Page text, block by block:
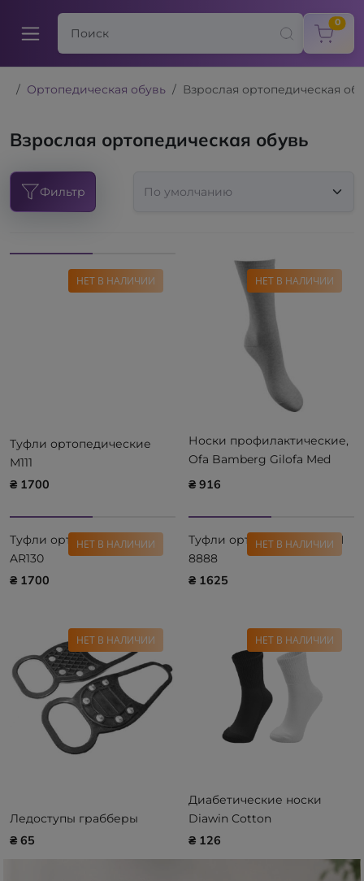
0
Ортопедическая обувь Взрослая ортопедическая
Взрослая ортопедическая обувь
Фильтр
НЕТ В НАЛИЧИИ
Туфли ортопедические
М111
₴ 1700
НЕТ В НАЛИЧИИ
Носки профилактические,
Ofa Bamberg Gilofa Med
для больных диабетом
₴ 916
НЕТ В НАЛИЧИИ
Туфли ортопедические
AR130
₴ 1700
НЕТ В НАЛИЧИИ
Туфли ортопедические M
8888
₴ 1625
НЕТ В НАЛИЧИИ
Ледоступы грабберы
₴ 65
НЕТ В НАЛИЧИИ
Диабетические носки
Diawin Cotton
₴ 126